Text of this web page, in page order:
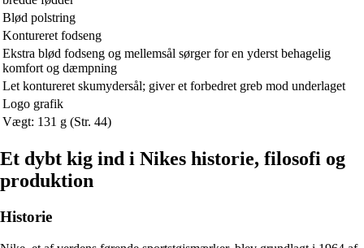
Blød polstring
Kontureret fodseng
Ekstra blød fodseng og mellemsål sørger for en yderst behagelig
komfort og dæmpning
Let kontureret skumydersål; giver et forbedret greb mod underlaget
Logo grafik
Vægt: 131 g (Str. 44)
Et dybt kig ind i Nikes historie, filosofi og
produktion
Historie